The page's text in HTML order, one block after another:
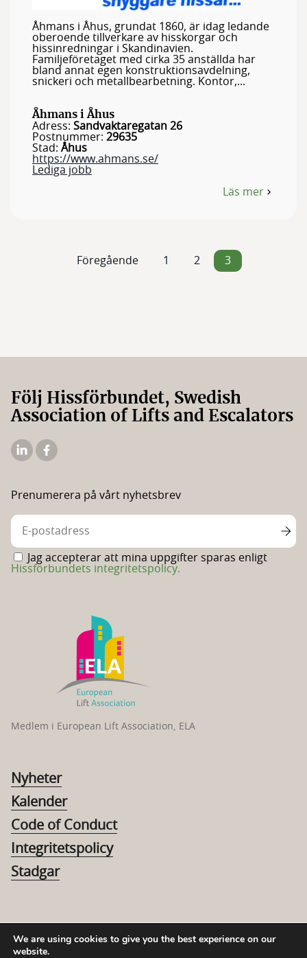
Åhmans i Åhus, grundat 1860, är idag ledande
oberoende tillverkare av hisskorgar och
hissinredningar i Skandinavien.
Familjeföretaget med cirka 35 anställda har
bland annat egen konstruktionsavdelning,
snickeri och metallbearbetning. Kontor,...
Åhmans i Åhus
Adress: Sandvaktaregatan 26
Postnummer: 29635
Stad: Åhus
https://www.ahmans.se/
Lediga jobb
Läs mer
om
Inläggsnavigering
Föregående 1 2 3
Följ Hissförbundet, Swedish
Association of Lifts and Escalators
Medlem i European Lift Association, ELA
Prenumerera på vårt nyhetsbrev
Jag accepterar att mina uppgifter sparas enligt
Hissförbundets integritetspolicy.
Nyheter
Kalender
Code of Conduct
Integritetspolicy
Stadgar
© 2026 Hissförbundet
We are using cookies to give you the best experience on our
website.